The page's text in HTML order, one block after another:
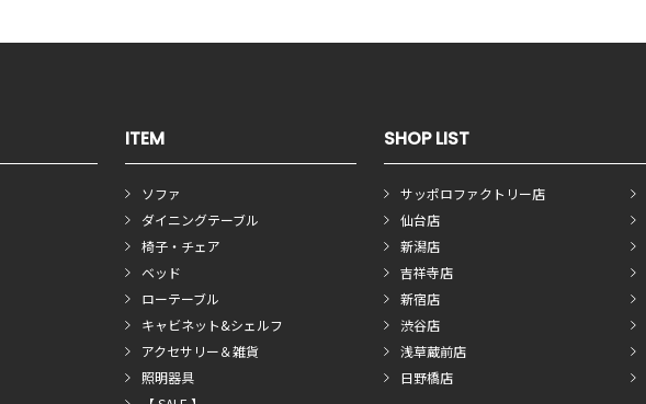
ITEM
ソファ
ダイニングテーブル
椅子・チェア
ベッド
ローテーブル
キャビネット&シェルフ
アクセサリー＆雑貨
照明器具
SHOP LIST
サッポロファクトリー店
仙台店
新潟店
吉祥寺店
新宿店
渋谷店
浅草蔵前店
日野橋店